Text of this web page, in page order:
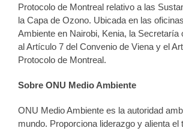
Protocolo de Montreal relativo a las
la Capa de Ozono. Ubicada en las
Ambiente en Nairobi, Kenia, la Secretaría
al Artículo 7 del Convenio de Viena y el
Protocolo de Montreal.
Sobre ONU Medio Ambiente
ONU Medio Ambiente es la autoridad
mundo. Proporciona liderazgo y alienta el